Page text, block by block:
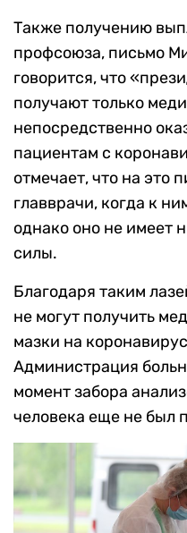
Также получению
профсоюза, письмо
говорится, что
получают только
непосредственно
пациентам с
отмечает, что на это
главврачи, когда к
однако оно не имеет
силы.
Благодаря таким
не могут получить
мазки на
Администрация
момент забора
человека еще не был